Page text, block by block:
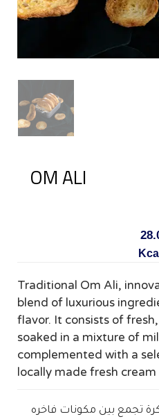
OM ALI
Traditional Om Ali,
blend of luxurious
flavor. It consists of
soaked in a mixture of
complemented with a
locally made fresh
تجمع بين مكونات فاخره